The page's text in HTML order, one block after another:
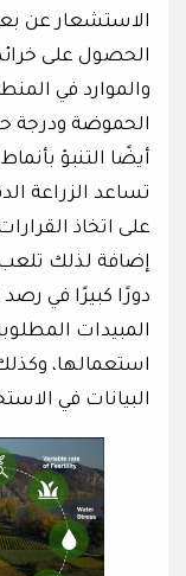
الاستشعار عن
الحصول على
والموارد في
الحموضة ودرجة
أيضًا التنبؤ
تساعد الزراعة
على اتخاذ
إضافة لذلك تلعب
دورًا كبيرًا في رصد
المبيدات
استعمالها،
البيانات في